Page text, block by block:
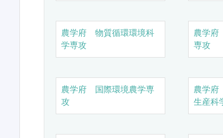
農学府 物質循環環境科
学専攻
農学
専攻
農学府 国際環境農学専
攻
農学
生産科